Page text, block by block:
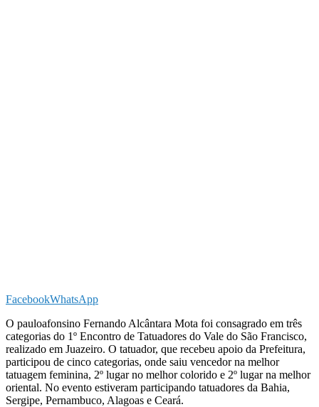
FacebookWhatsApp
O pauloafonsino Fernando Alcântara Mota foi consagrado em três
categorias do 1º Encontro de Tatuadores do Vale do São Francisco,
realizado em Juazeiro. O tatuador, que recebeu apoio da Prefeitura,
participou de cinco categorias, onde saiu vencedor na melhor
tatuagem feminina, 2º lugar no melhor colorido e 2º lugar na melhor
oriental. No evento estiveram participando tatuadores da Bahia,
Sergipe, Pernambuco, Alagoas e Ceará.